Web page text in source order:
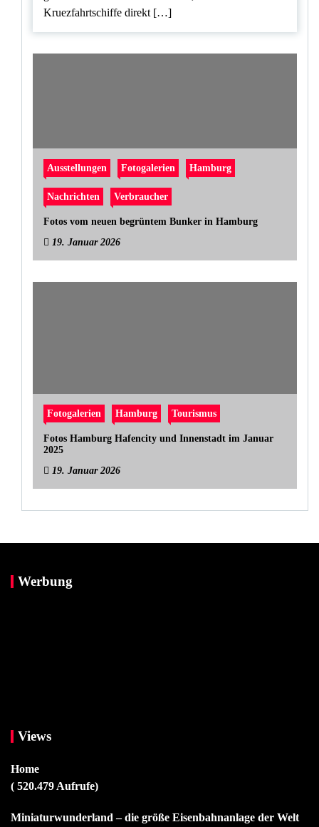
Kruezfahrtschiffe direkt […]
Ausstellungen Fotogalerien Hamburg
Nachrichten Verbraucher
Fotos vom neuen begrüntem Bunker in Hamburg
19. Januar 2026
Fotogalerien Hamburg Tourismus
Fotos Hamburg Hafencity und Innenstadt im Januar
2025
19. Januar 2026
Werbung
Views
Home
( 520.479 Aufrufe)
Miniaturwunderland – die größe Eisenbahnanlage der Welt